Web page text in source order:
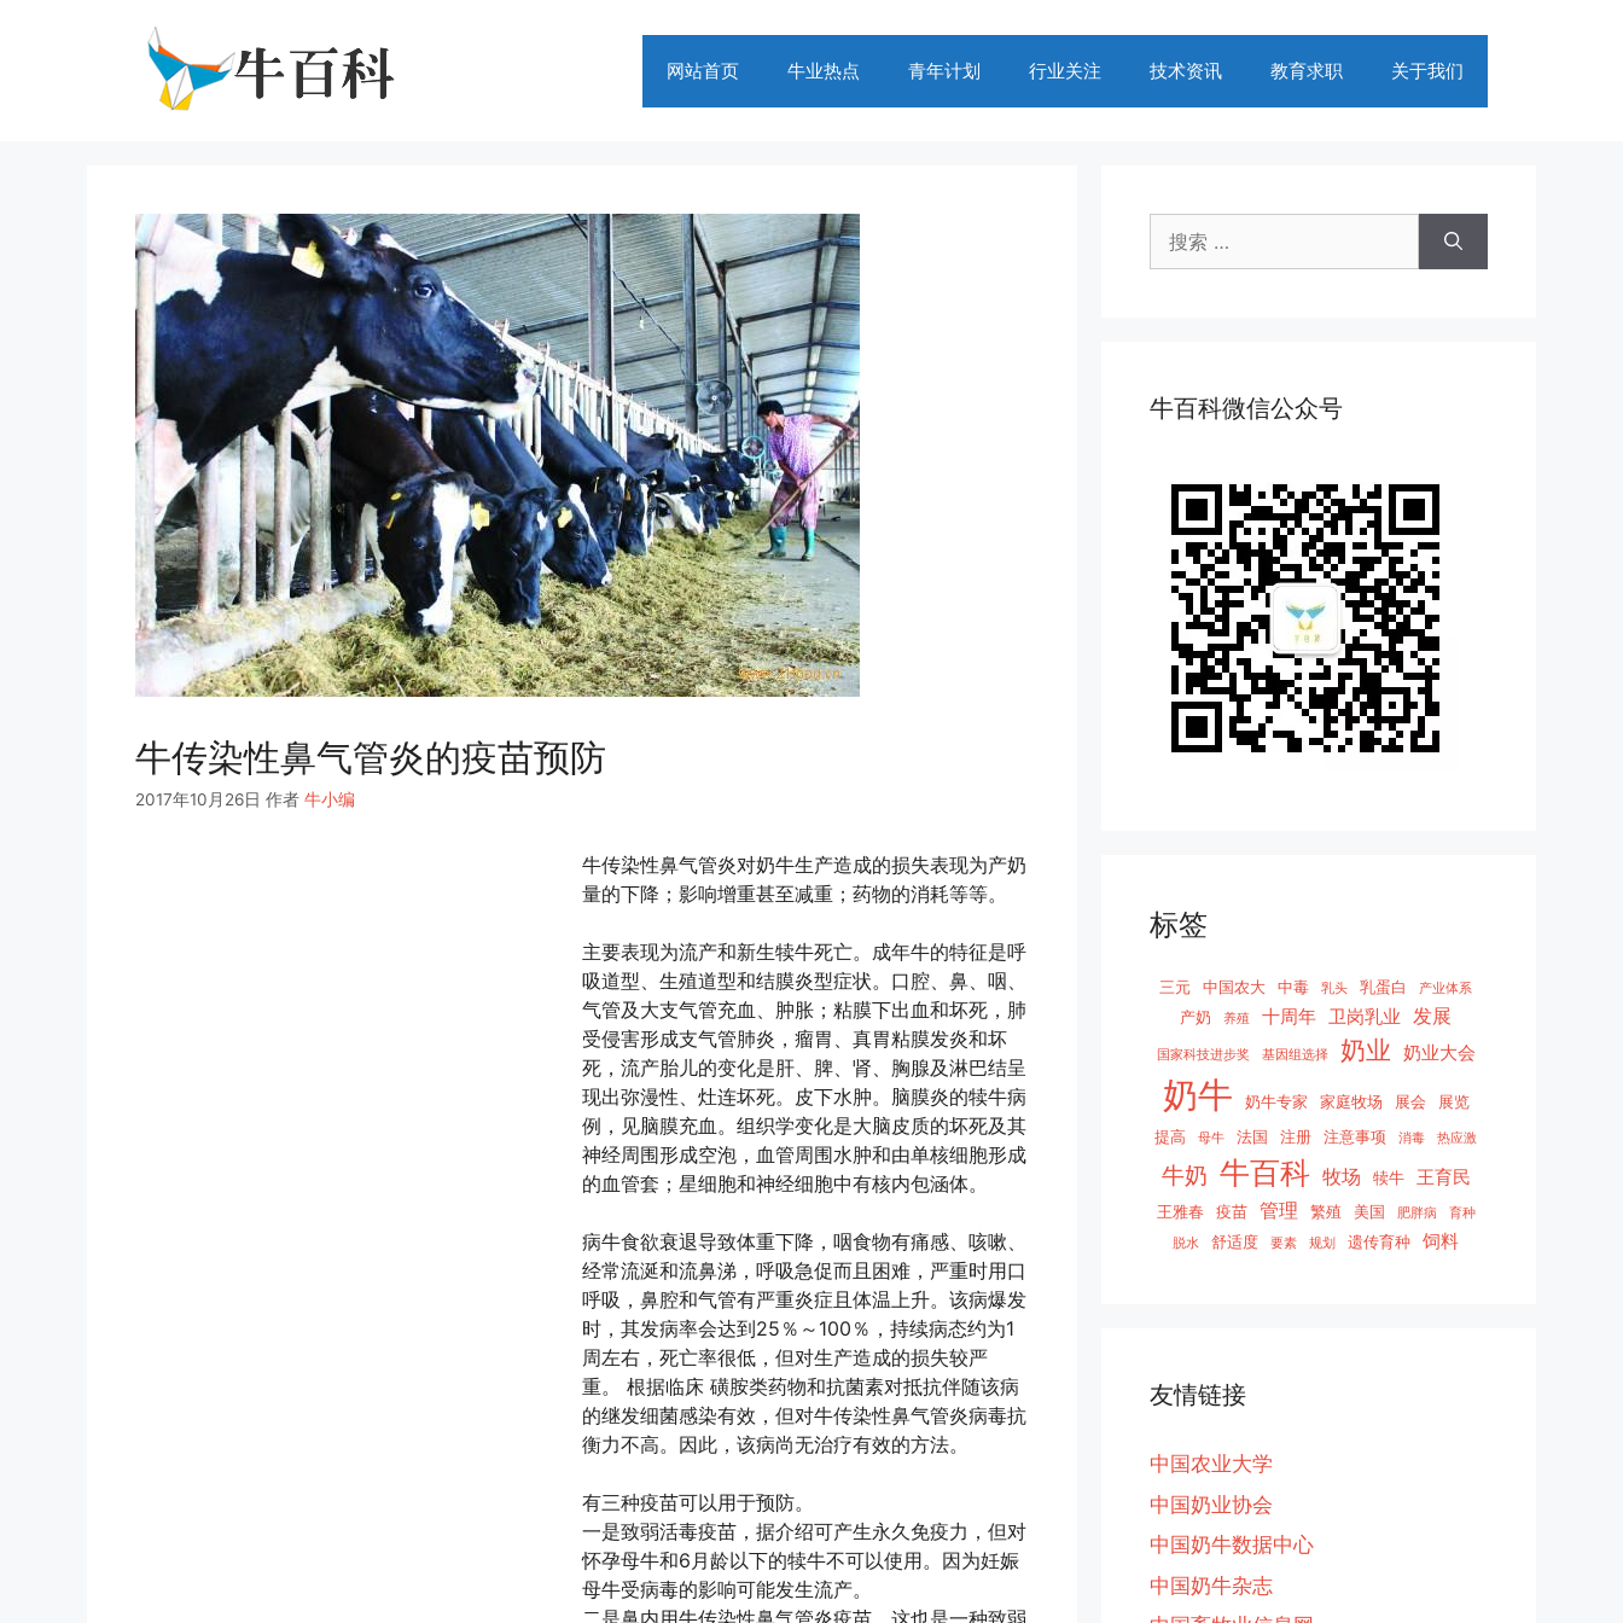
网站首页 牛业热点 青年计划 行业关注 技术资讯 教育求职 关于我们
牛传染性鼻气管炎的疫苗预防
2017年10月26日 作者 牛小编
牛传染性鼻气管炎对奶牛生产造成的损失表现为产奶
量的下降；影响增重甚至减重；药物的消耗等等。
主要表现为流产和新生犊牛死亡。成年牛的特征是呼
吸道型、生殖道型和结膜炎型症状。口腔、鼻、咽、
气管及大支气管充血、肿胀；粘膜下出血和坏死，肺
受侵害形成支气管肺炎，瘤胃、真胃粘膜发炎和坏
死，流产胎儿的变化是肝、脾、肾、胸腺及淋巴结呈
现出弥漫性、灶连坏死。皮下水肿。脑膜炎的犊牛病
例，见脑膜充血。组织学变化是大脑皮质的坏死及其
神经周围形成空泡，血管周围水肿和由单核细胞形成
的血管套；星细胞和神经细胞中有核内包涵体。
病牛食欲衰退导致体重下降，咽食物有痛感、咳嗽、
经常流涎和流鼻涕，呼吸急促而且困难，严重时用口
呼吸，鼻腔和气管有严重炎症且体温上升。该病爆发
时，其发病率会达到25％～100％，持续病态约为1
周左右，死亡率很低，但对生产造成的损失较严
重。 根据临床 磺胺类药物和抗菌素对抵抗伴随该病
的继发细菌感染有效，但对牛传染性鼻气管炎病毒抗
衡力不高。因此，该病尚无治疗有效的方法。
有三种疫苗可以用于预防。
一是致弱活毒疫苗，据介绍可产生永久免疫力，但对
怀孕母牛和6月龄以下的犊牛不可以使用。因为妊娠
母牛受病毒的影响可能发生流产。
二是鼻内用牛传染性鼻气管炎疫苗，这也是一种致弱
索：
牛百科微信公众号
标签
三元 中国农大 中毒 乳头 乳蛋白 产业体系
产奶 养殖 十周年 卫岗乳业 发展
国家科技进步奖 基因组选择 奶业 奶业大会
奶牛 奶牛专家 家庭牧场 展会
展览
提高
母牛 法国 注册 注意事项 消毒 热应激
牛奶 牛百科 牧场 犊牛 王育民
王雅春 疫苗 管理 繁殖 美国 肥胖病
育种
脱水
舒适度 要素 规划 遗传育种 饲料
友情链接
中国农业大学
中国奶业协会
中国奶牛数据中心
中国奶牛杂志